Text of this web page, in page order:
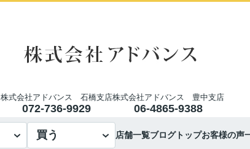
株式会社アドバンス 石橋支店
072-736-9929
株式会社アドバンス 豊中支店
06-4865-9388
買う 店舗一覧ブログトップお客様の声